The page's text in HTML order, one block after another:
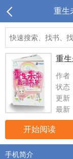
重生
重
作者
状态
更新
最新
开始阅读
手机简介